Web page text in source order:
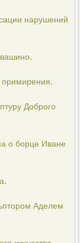
нарушений
примирения.
Доброго
о борце Иване
Аделем